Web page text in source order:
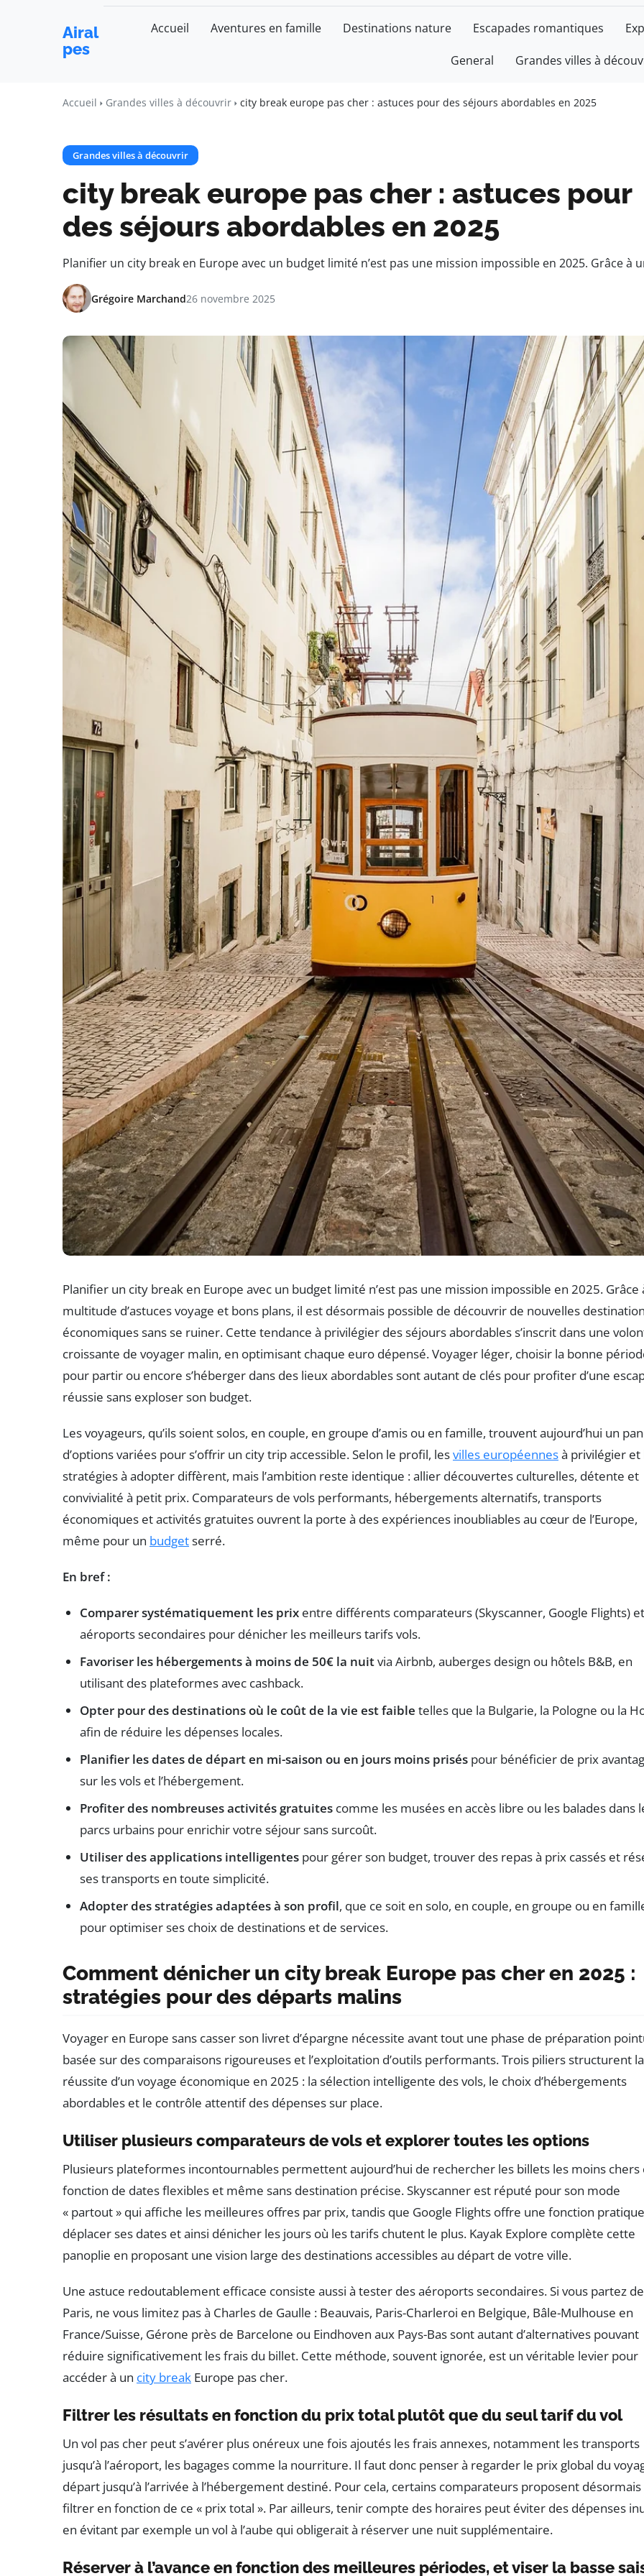
Airal
pes
Accueil Aventures en famille Destinations nature Escapades romantiques
General Grandes villes à
Accueil Grandes villes à découvrir city break europe pas cher : astuces pour des séjours abordables en 2025
Grandes villes à découvrir
city break europe pas cher : astuces pour
des séjours abordables en 2025
Planifier un city break en Europe avec un budget limité n’est pas une mission impossible en 2025. Grâce à
Grégoire Marchand26 novembre 2025
Planifier un city break en Europe avec un budget limité n’est pas une mission impossible en 2025. Grâce
multitude d’astuces voyage et bons plans, il est désormais possible de découvrir de nouvelles
économiques sans se ruiner. Cette tendance à privilégier des séjours abordables s’inscrit dans une
croissante de voyager malin, en optimisant chaque euro dépensé. Voyager léger, choisir la bonne
pour partir ou encore s’héberger dans des lieux abordables sont autant de clés pour profiter d’une
réussie sans exploser son budget.
Les voyageurs, qu’ils soient solos, en couple, en groupe d’amis ou en famille, trouvent aujourd’hui un
d’options variées pour s’offrir un city trip accessible. Selon le profil, lesvilles européennesà privilégier et
stratégies à adopter diffèrent, mais l’ambition reste identique : allier découvertes culturelles, détente et
convivialité à petit prix. Comparateurs de vols performants, hébergements alternatifs, transports
économiques et activités gratuites ouvrent la porte à des expériences inoubliables au cœur de l’Europe,
même pour un budgetserré.
En bref :
Comparer systématiquement les prix entre différents comparateurs (Skyscanner, Google Flights) et
aéroports secondaires pour dénicher les meilleurs tarifs vols.
Favoriser les hébergements à moins de 50€ la nuitvia Airbnb, auberges design ou hôtels B&B, en
utilisant des plateformes avec cashback.
Opter pour des destinations où le coût de la vie est faible telles que la Bulgarie, la Pologne ou la
afin de réduire les dépenses locales.
Planifier les dates de départ en mi-saison ou en jours moins prisés pour bénéficier de prix
sur les vols et l’hébergement.
Profiter des nombreuses activités gratuites comme les musées en accès libre ou les balades dans
parcs urbains pour enrichir votre séjour sans surcoût.
Utiliser des applications intelligentes pour gérer son budget, trouver des repas à prix cassés et
ses transports en toute simplicité.
Adopter des stratégies adaptées à son profil, que ce soit en solo, en couple, en groupe ou en
pour optimiser ses choix de destinations et de services.
Comment dénicher un city break Europe pas cher en 2025 :
stratégies pour des départs malins
Voyager en Europe sans casser son livret d’épargne nécessite avant tout une phase de préparation
basée sur des comparaisons rigoureuses et l’exploitation d’outils performants. Trois piliers structurent la
réussite d’un voyage économique en 2025 : la sélection intelligente des vols, le choix d’hébergements
abordables et le contrôle attentif des dépenses sur place.
Utiliser plusieurs comparateurs de vols et explorer toutes les options
Plusieurs plateformes incontournables permettent aujourd’hui de rechercher les billets les moins chers
fonction de dates flexibles et même sans destination précise. Skyscanner est réputé pour son mode
« partout » qui affiche les meilleures offres par prix, tandis que Google Flights offre une fonction
déplacer ses dates et ainsi dénicher les jours où les tarifs chutent le plus. Kayak Explore complète cette
panoplie en proposant une vision large des destinations accessibles au départ de votre ville.
Une astuce redoutablement efficace consiste aussi à tester des aéroports secondaires. Si vous partez de
Paris, ne vous limitez pas à Charles de Gaulle : Beauvais, Paris-Charleroi en Belgique, Bâle-Mulhouse en
France/Suisse, Gérone près de Barcelone ou Eindhoven aux Pays-Bas sont autant d’alternatives pouvant
réduire significativement les frais du billet. Cette méthode, souvent ignorée, est un véritable levier pour
accéder à un city break Europe pas cher.
Filtrer les résultats en fonction du prix total plutôt que du seul tarif du vol
Un vol pas cher peut s’avérer plus onéreux une fois ajoutés les frais annexes, notamment les transports
jusqu’à l’aéroport, les bagages comme la nourriture. Il faut donc penser à regarder le prix global du
départ jusqu’à l’arrivée à l’hébergement destiné. Pour cela, certains comparateurs proposent désormais
filtrer en fonction de ce « prix total ». Par ailleurs, tenir compte des horaires peut éviter des dépenses
en évitant par exemple un vol à l’aube qui obligerait à réserver une nuit supplémentaire.
Réserver à l’avance en fonction des meilleures périodes, et viser la basse